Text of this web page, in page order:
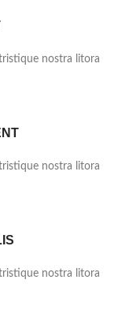
nostra litora
nostra litora
nostra litora